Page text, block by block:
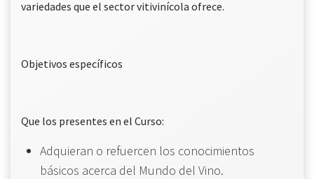
variedades que el sector vitivinícola ofrece.
Objetivos específicos
Que los presentes en el Curso:
Adquieran o refuercen los conocimientos
básicos acerca del Mundo del Vino.